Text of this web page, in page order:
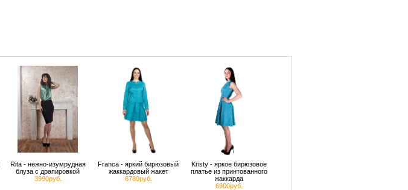
Rita - нежно-изумрудная
блуза с драпировкой
3990руб.
Franca - яркий бирюзовый
жаккардовый жакет
6780руб.
Kristy - яркое бирюзовое
платье из принтованного
жаккарда
6900руб.